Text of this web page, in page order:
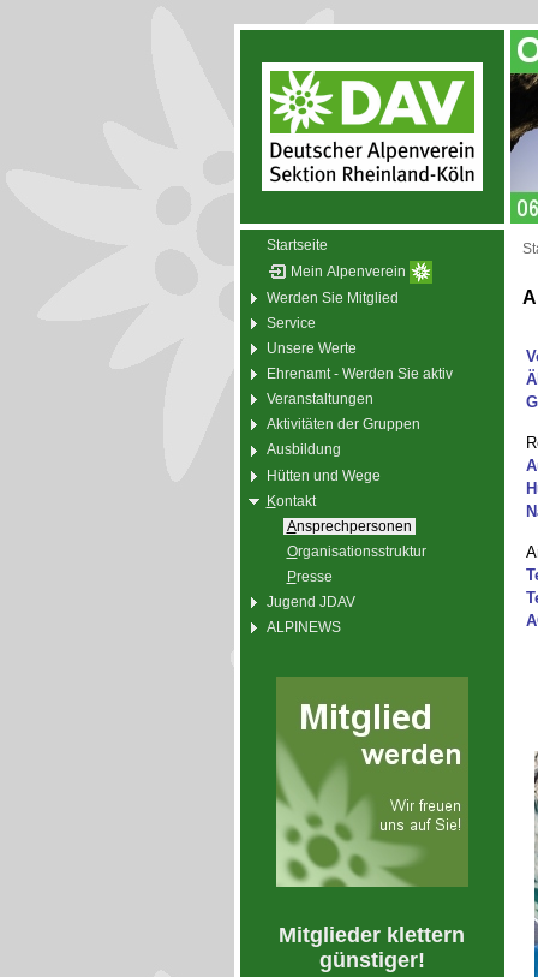
Startseite
Mein Alpenverein
Werden Sie Mitglied
Service
Unsere Werte
Ehrenamt - Werden Sie aktiv
Veranstaltungen
Aktivitäten der Gruppen
Ausbildung
Hütten und Wege
Kontakt
Ansprechpersonen
Organisationsstruktur
Presse
Jugend JDAV
ALPINEWS
Mitglieder klettern
günstiger!